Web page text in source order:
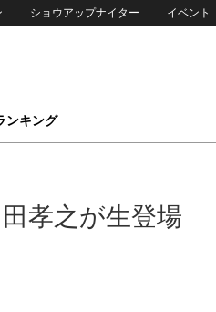
ショウアップナイター イベント
ンキング
孝之が生登場